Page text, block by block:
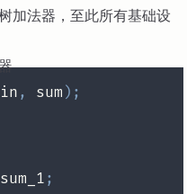
加法器，至此所有基础设
in , sum ) ;
sum_1 ;